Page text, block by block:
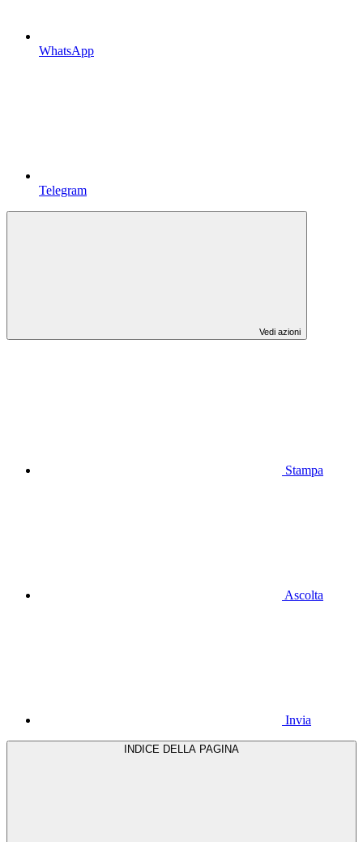
WhatsApp
Telegram
Vedi azioni
Stampa
Ascolta
Invia